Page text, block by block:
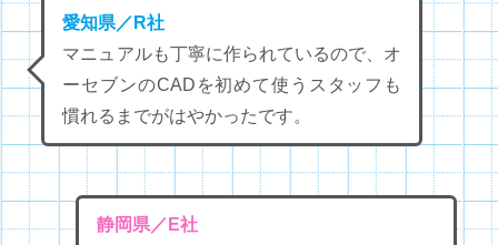
愛知県／R社
マニュアルも丁寧に作られているので、オ
ーセブンのCADを初めて使うスタッフも
慣れるまでがはやかったです。
静岡県／E社